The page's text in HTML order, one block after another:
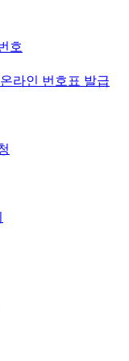
호
라인 번호표 발급